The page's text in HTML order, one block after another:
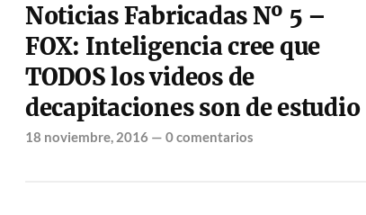
Noticias Fabricadas Nº 5 –
FOX: Inteligencia cree que
TODOS los videos de
decapitaciones son de estudio
18 noviembre, 2016— 0 comentarios